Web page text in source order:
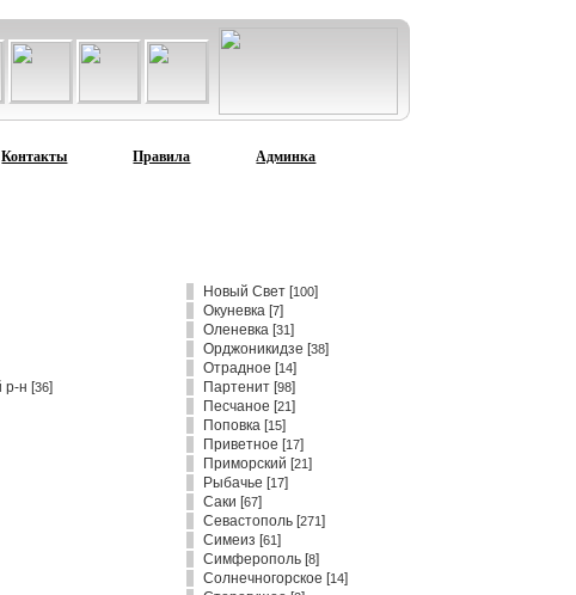
Контакты Правила Админка
р-н [36]
Новый Свет[100]
Окуневка[7]
Оленевка[31]
Орджоникидзе [38]
Отрадное [14]
Партенит[98]
Песчаное [21]
Поповка[15]
Приветное [17]
Приморский [21]
Рыбачье [17]
Саки [67]
Севастополь[271]
Симеиз [61]
Симферополь[8]
Солнечногорское [14]